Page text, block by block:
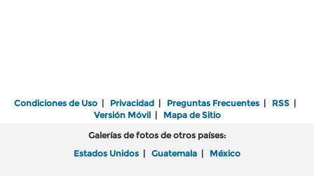
Condiciones de Uso | Privacidad | Preguntas Frecuentes | RSS |
Versión Móvil| Mapa de Sitio
Galerías de fotos de otros países:
Estados Unidos | Guatemala | México